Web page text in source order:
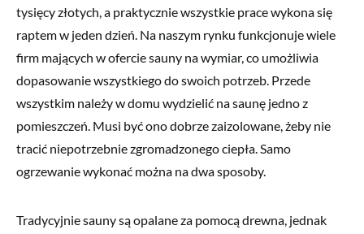
tysięcy złotych, a praktycznie wszystkie prace wykona się
raptem w jeden dzień. Na naszym rynku funkcjonuje wiele
firm mających w ofercie sauny na wymiar, co umożliwia
dopasowanie wszystkiego do swoich potrzeb. Przede
wszystkim należy w domu wydzielić na saunę jedno z
pomieszczeń. Musi być ono dobrze zaizolowane, żeby nie
tracić niepotrzebnie zgromadzonego ciepła. Samo
ogrzewanie wykonać można na dwa sposoby.
Tradycyjnie sauny są opalane za pomocą drewna, jednak